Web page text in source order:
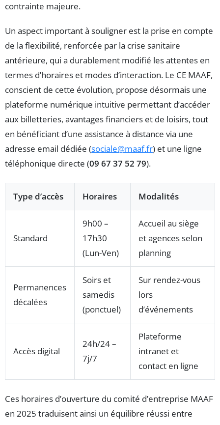
contrainte majeure.
Un aspect important à souligner est la prise en compte
de la flexibilité, renforcée par la crise sanitaire
antérieure, qui a durablement modifié les attentes en
termes d’horaires et modes d’interaction. Le CE MAAF,
conscient de cette évolution, propose désormais une
plateforme numérique intuitive permettant d’accéder
aux billetteries, avantages financiers et de loisirs, tout
en bénéficiant d’une assistance à distance via une
adresse email dédiée (sociale@maaf.fr) et une ligne
téléphonique directe (09 67 37 52 79).
Type d’accès Horaires Modalités
Standard
9h00 –
17h30
(Lun-Ven)
Accueil au siège
et agences selon
planning
Permanences
décalées
Soirs et
samedis
(ponctuel)
Sur rendez-vous
lors
d’événements
Accès digital
24h/24 –
7j/7
Plateforme
intranet et
contact en ligne
Ces horaires d’ouverture du comité d’entreprise MAAF
en 2025 traduisent ainsi un équilibre réussi entre